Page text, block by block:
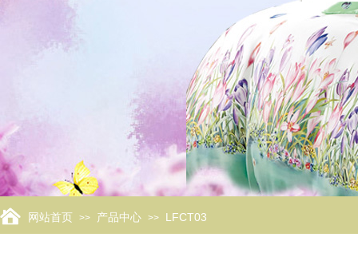
网站首页 >> 产品中心 >> LFCT03